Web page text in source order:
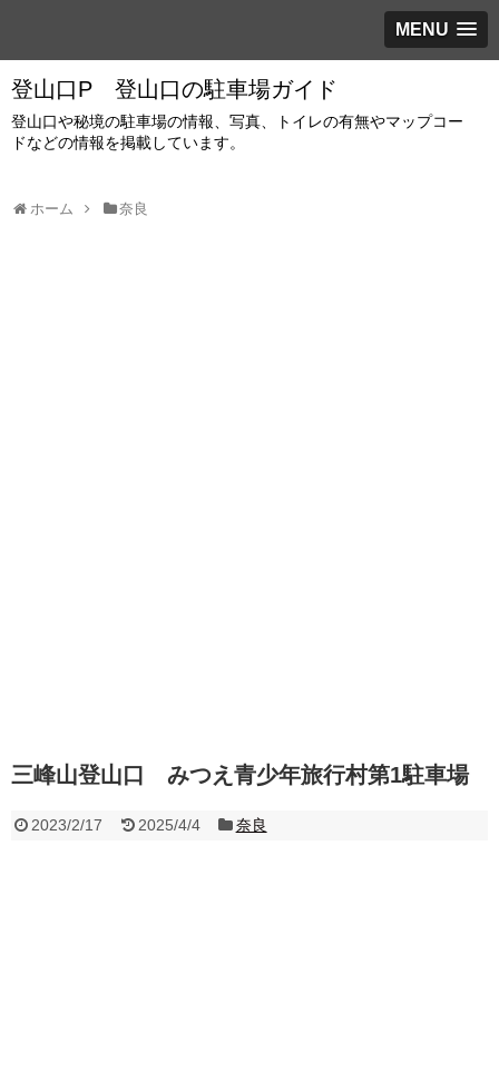
MENU
登山口P 登山口の駐車場ガイド
登山口や秘境の駐車場の情報、写真、トイレの有無やマップコー
ドなどの情報を掲載しています。
ホーム 奈良
三峰山登山口 みつえ青少年旅行村第1駐車場
2023/2/17 2025/4/4 奈良